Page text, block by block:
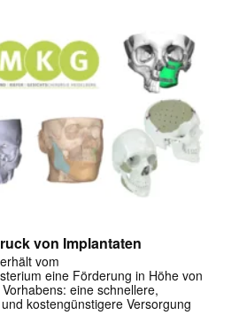
✕
von Implantaten
vom
eine Förderung in Höhe von
eine schnellere,
kostengünstigere Versorgung